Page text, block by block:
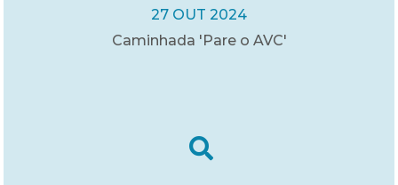
27 OUT 2024
Caminhada 'Pare o AVC'